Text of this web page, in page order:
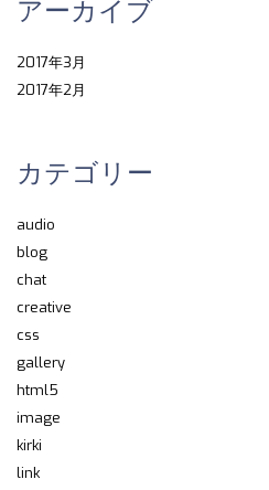
アーカイブ
2017年3月
2017年2月
カテゴリー
audio
blog
chat
creative
css
gallery
html5
image
kirki
link